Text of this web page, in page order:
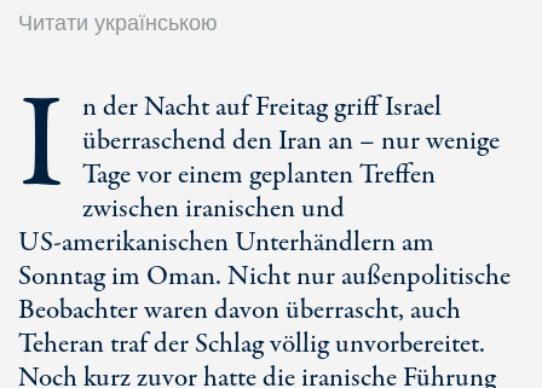
Читати українською
I n der Nacht auf Freitag griff Israel
überraschend den Iran an – nur wenige
Tage vor einem geplanten Treffen
zwischen iranischen und
US-amerikanischenUnterhändlern am
Sonntag im Oman. Nicht nur außenpolitische
Beobachter waren davon überrascht, auch
Teheran traf der Schlag völlig unvorbereitet.
Noch kurz zuvor hatte die iranische Führung